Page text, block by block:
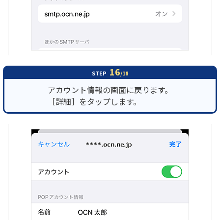
STEP 16/18
アカウント情報の画面に戻ります。
［詳細］をタップします。